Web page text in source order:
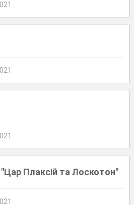
Плаксій та Лоскотон"